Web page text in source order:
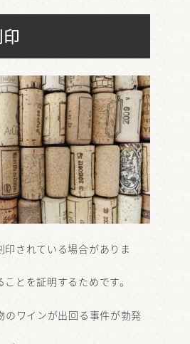
印されている場合がありま
とを証明するためです。
のワインが出回る事件が勃発